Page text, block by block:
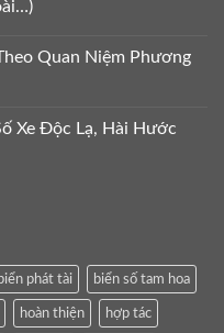
Quan Niệm Phương
Xe Độc Lạ, Hài Hước
biển phát tài biển số tam hoa
hoàn thiện hợp tác